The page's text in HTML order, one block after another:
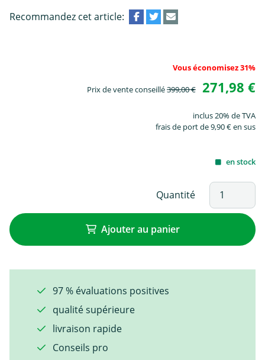
Recommandez cet article:
Vous économisez 31%
Prix de vente conseillé399,00 € 271,98 €
inclus 20% de TVA
frais de port de 9,90 € en sus
en stock
Quantité
Ajouter au panier
97 % évaluations positives
qualité supérieure
livraison rapide
Conseils pro